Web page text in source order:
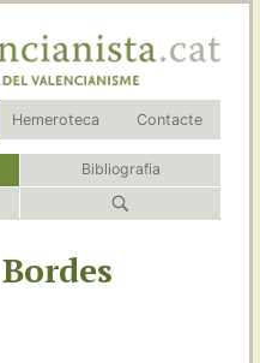
Hemeroteca Contacte
Bibliografia